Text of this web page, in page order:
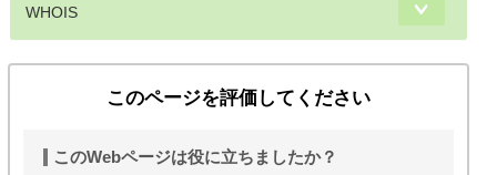
WHOIS
このページを評価してください
このWebページは役に立ちましたか？